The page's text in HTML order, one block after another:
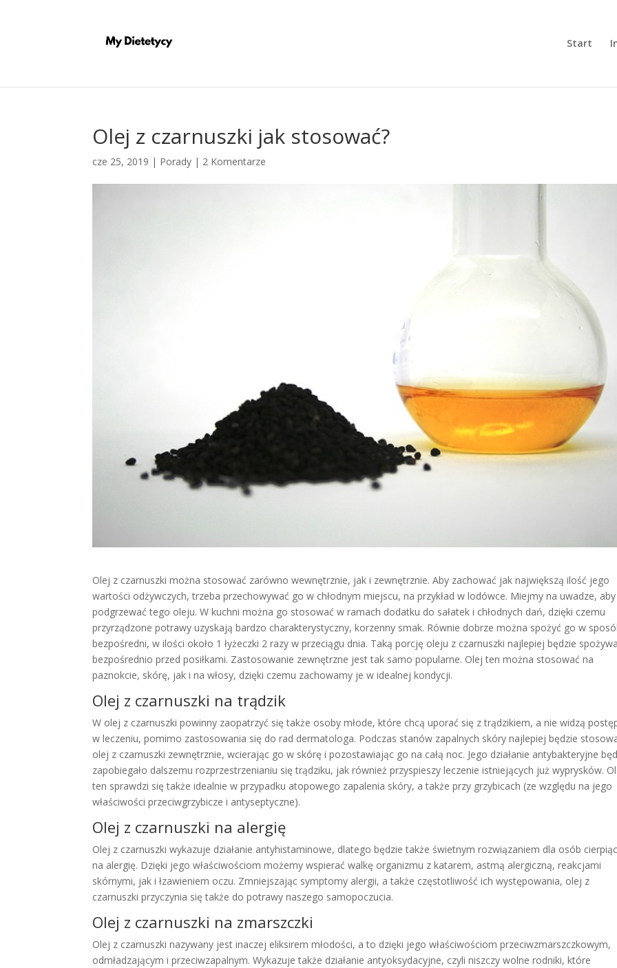
Start
Olej z czarnuszki jak stosować?
cze 25, 2019 | Porady | 2 Komentarze
Olej z czarnuszki można stosować zarówno wewnętrznie, jak i zewnętrznie. Aby zachować jak największą ilość jego
wartości odżywczych, trzeba przechowywać go w chłodnym miejscu, na przykład w lodówce. Miejmy na uwadze,
podgrzewać tego oleju. W kuchni można go stosować w ramach dodatku do sałatek i chłodnych dań, dzięki czemu
przyrządzone potrawy uzyskają bardzo charakterystyczny, korzenny smak. Równie dobrze można spożyć go w
bezpośredni, w ilości około 1 łyżeczki 2 razy w przeciągu dnia. Taką porcję oleju z czarnuszki najlepiej będzie
bezpośrednio przed posiłkami. Zastosowanie zewnętrzne jest tak samo popularne. Olej ten można stosować na
paznokcie, skórę, jak i na włosy, dzięki czemu zachowamy je w idealnej kondycji.
Olej z czarnuszki na trądzik
W olej z czarnuszki powinny zaopatrzyć się także osoby młode, które chcą uporać się z trądzikiem, a nie widzą
w leczeniu, pomimo zastosowania się do rad dermatologa. Podczas stanów zapalnych skóry najlepiej będzie
olej z czarnuszki zewnętrznie, wcierając go w skórę i pozostawiając go na całą noc. Jego działanie antybakteryjne
zapobiegało dalszemu rozprzestrzenianiu się trądziku, jak również przyspieszy leczenie istniejących już wyprysków.
ten sprawdzi się także idealnie w przypadku atopowego zapalenia skóry, a także przy grzybicach (ze względu na jego
właściwości przeciwgrzybicze i antyseptyczne).
Olej z czarnuszki na alergię
Olej z czarnuszki wykazuje działanie antyhistaminowe, dlatego będzie także świetnym rozwiązaniem dla osób
na alergię. Dzięki jego właściwościom możemy wspierać walkę organizmu z katarem, astmą alergiczną, reakcjami
skórnymi, jak i łzawieniem oczu. Zmniejszając symptomy alergii, a także częstotliwość ich występowania, olej z
czarnuszki przyczynia się także do potrawy naszego samopoczucia.
Olej z czarnuszki na zmarszczki
Olej z czarnuszki nazywany jest inaczej eliksirem młodości, a to dzięki jego właściwościom przeciwzmarszczkowym,
odmładzającym i przeciwzapalnym. Wykazuje także działanie antyoksydacyjne, czyli niszczy wolne rodniki, które